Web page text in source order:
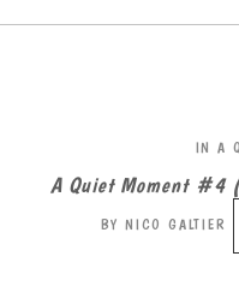
IN A
A Quiet Moment #4
BY NICO GALTIER